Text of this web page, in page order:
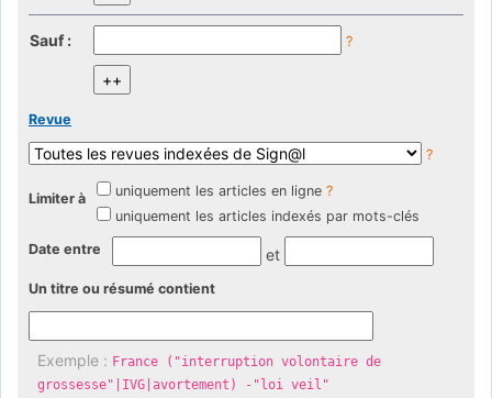
Sauf : ?
Revue
?
Limiter à uniquement les articles en ligne ?
uniquement les articles indexés par mots-clés
Date entre et
Un titre ou résumé contient
Exemple : France ("interruption volontaire de
grossesse"|IVG|avortement) -"loi veil"